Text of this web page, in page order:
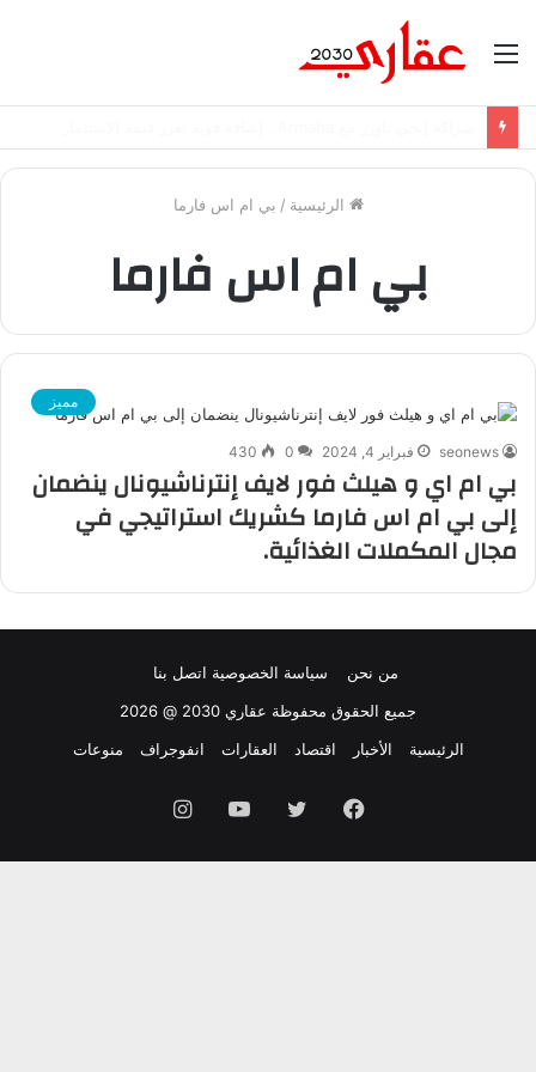
القائمة
الرئيسية / بي ام اس فارما
بي ام اس فارما
مميز
seonews فبراير 4, 2024 0
430
بي ام اي و هيلث فور لايف إنترناشيونال ينضمان
إلى بي ام اس فارما كشريك استراتيجي في
مجال المكملات الغذائية.
من نحن سياسة الخصوصية اتصل بنا
جميع الحقوق محفوظة عقاري 2030 @ 2026
الرئيسية
الأخبار اقتصاد العقارات انفوجراف منوعات
فيسبوك تويتر يوتيوب